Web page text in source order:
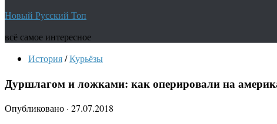
Новый Русский Топ
всё самое интересное
История/Курьёзы
Дуршлагом и ложками: как оперировали на
Опубликовано · 27.07.2018